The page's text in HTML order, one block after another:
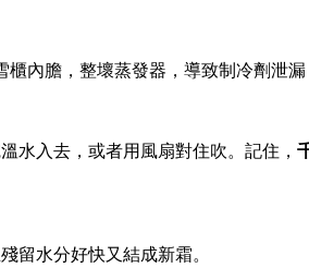
內膽，整壞蒸發器，導致制冷劑泄
水入去，或者用風扇對住吹。記住，
留水分好快又結成新霜。